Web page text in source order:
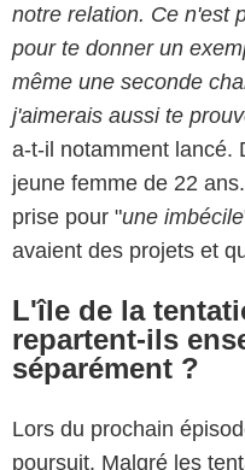
notre relation. Ce n'est
pour te donner un
même une seconde
j'aimerais aussi te
a-t-il notamment lancé.
jeune femme de 22
prise pour "une imbécile
avaient des projets et
L'île de la
repartent-ils
séparément ?
Lors du prochain
poursuit. Malgré les